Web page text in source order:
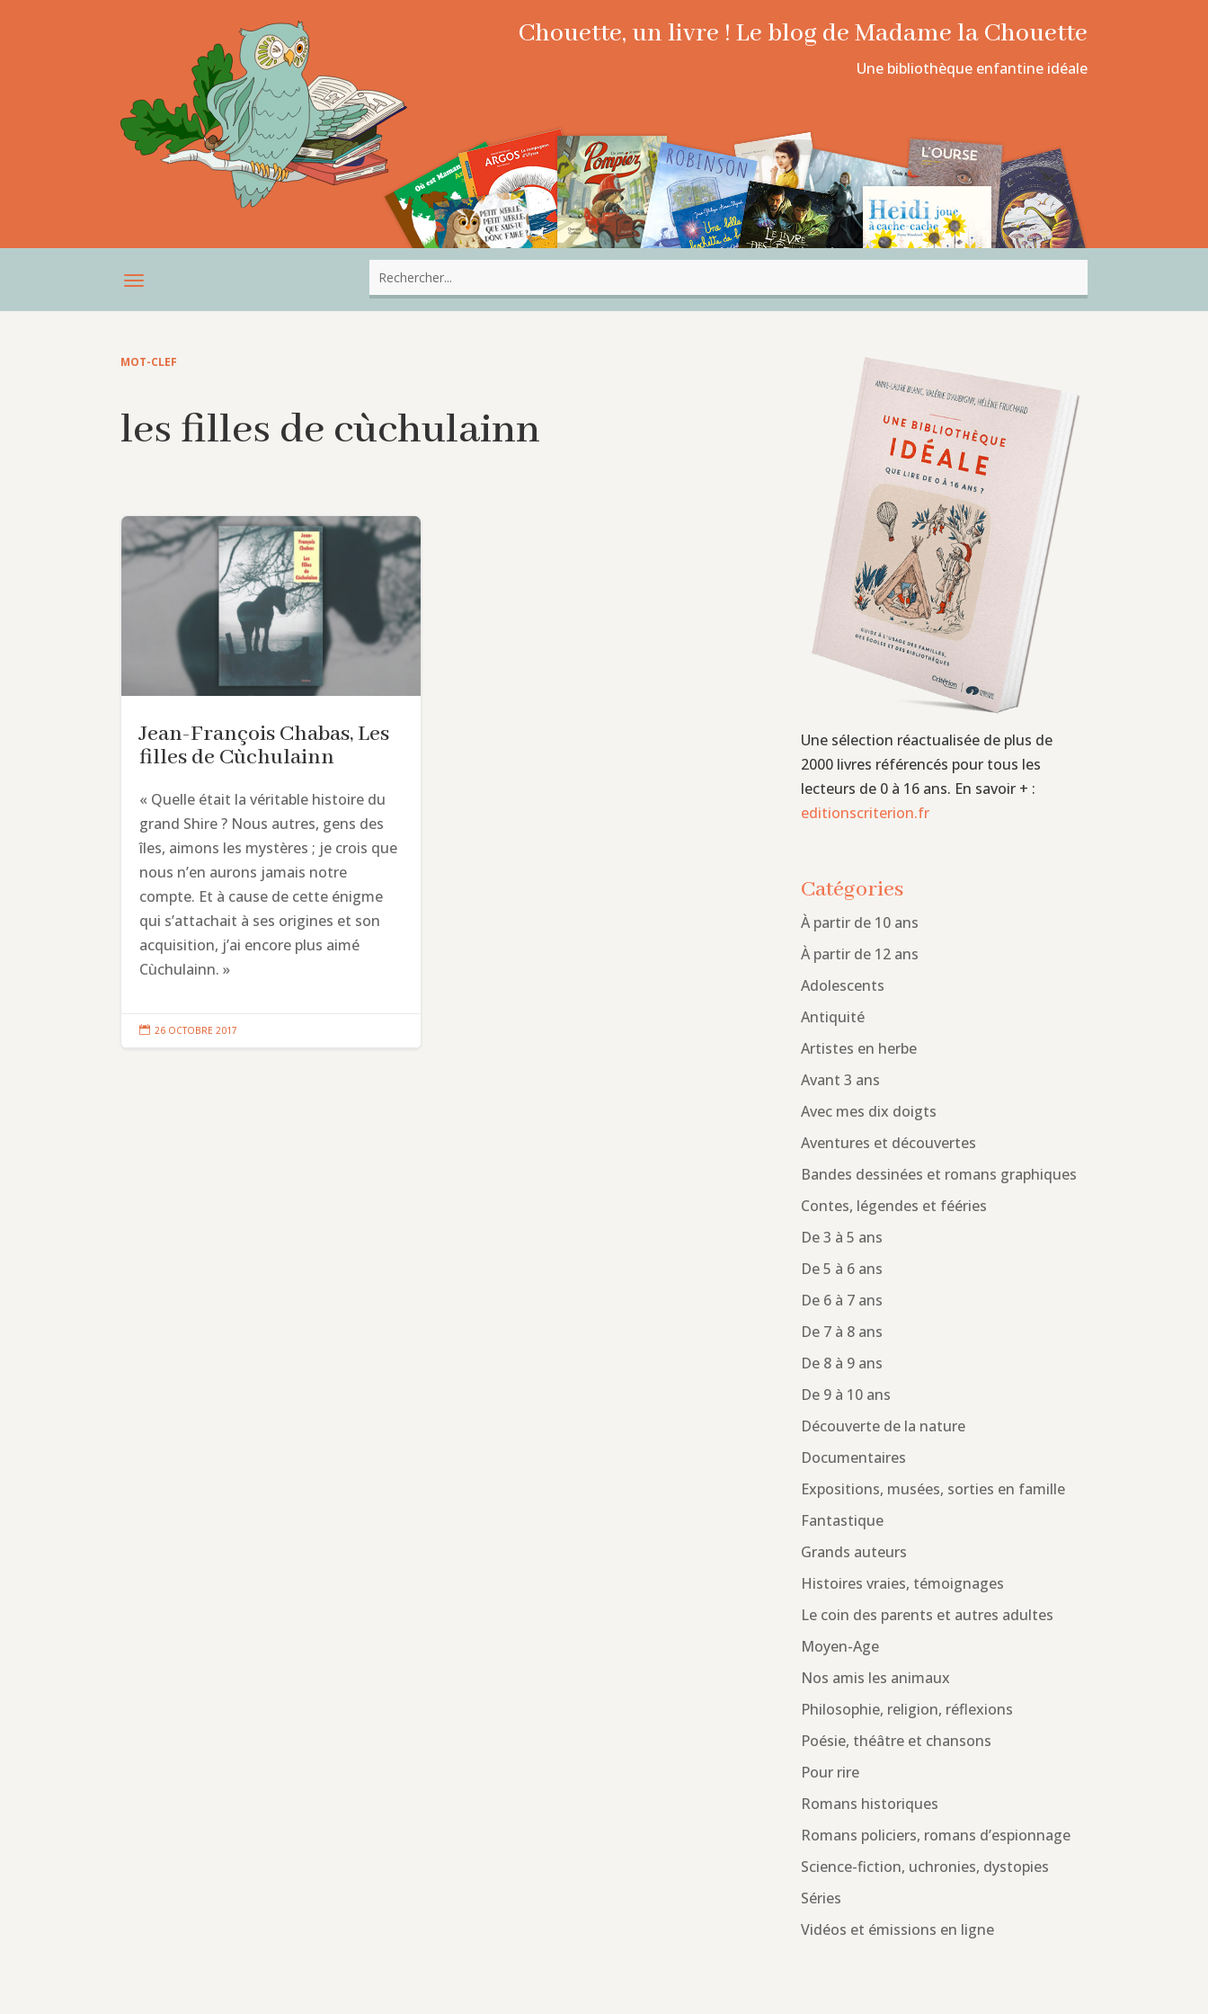
Chouette, un livre ! Le blog de Madame la Chouette
Une bibliothèque enfantine idéale
MOT-CLEF
les filles de cùchulainn
Jean-François Chabas, Les
filles de Cùchulainn
« Quelle était la véritable histoire du
grand Shire ? Nous autres, gens des
îles, aimons les mystères ; je crois que
nous n’en aurons jamais notre
compte. Et à cause de cette énigme
qui s’attachait à ses origines et son
acquisition, j’ai encore plus aimé
Cùchulainn. »
 26 OCTOBRE 2017
Une sélection réactualisée de plus de
2000 livres référencés pour tous les
lecteurs de 0 à 16 ans. En savoir + :
editionscriterion.fr
Catégories
À partir de 10 ans
À partir de 12 ans
Adolescents
Antiquité
Artistes en herbe
Avant 3 ans
Avec mes dix doigts
Aventures et découvertes
Bandes dessinées et romans graphiques
Contes, légendes et fééries
De 3 à 5 ans
De 5 à 6 ans
De 6 à 7 ans
De 7 à 8 ans
De 8 à 9 ans
De 9 à 10 ans
Découverte de la nature
Documentaires
Expositions, musées, sorties en famille
Fantastique
Grands auteurs
Histoires vraies, témoignages
Le coin des parents et autres adultes
Moyen-Age
Nos amis les animaux
Philosophie, religion, réflexions
Poésie, théâtre et chansons
Pour rire
Romans historiques
Romans policiers, romans d’espionnage
Science-fiction, uchronies, dystopies
Séries
Vidéos et émissions en ligne